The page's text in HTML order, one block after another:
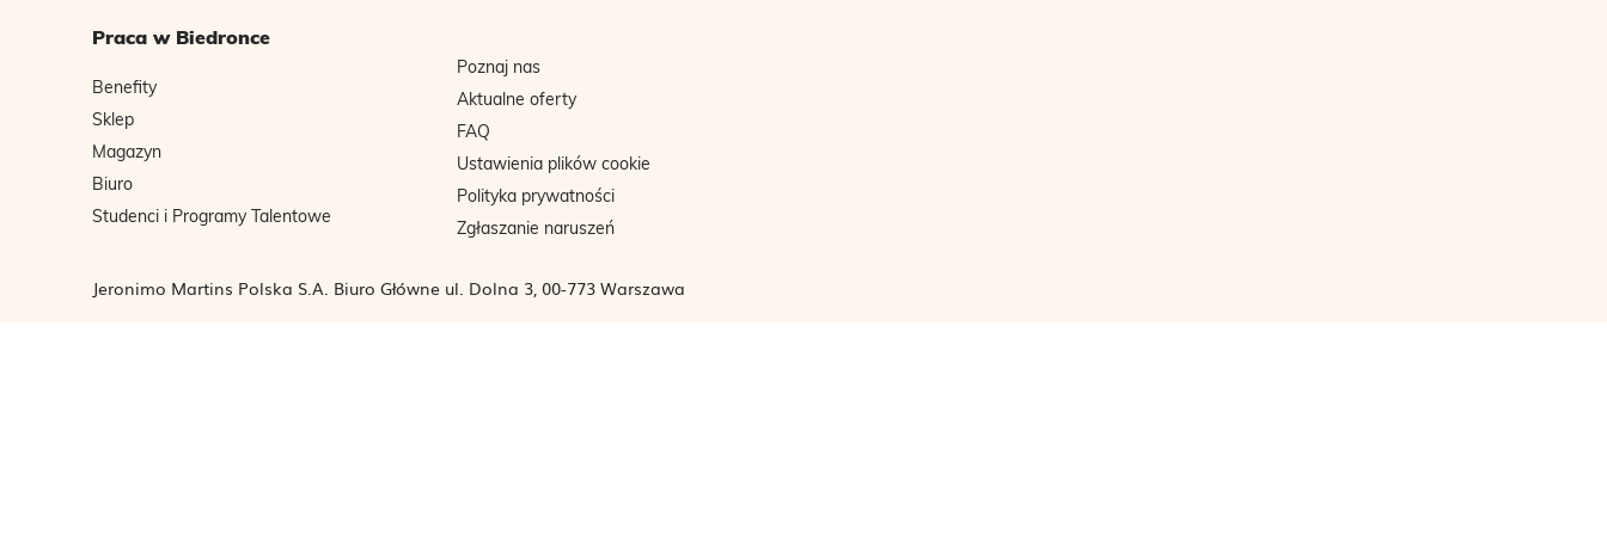
Praca w Biedronce
Benefity
Sklep
Magazyn
Biuro
Studenci i Programy Talentowe
Poznaj nas
Aktualne oferty
FAQ
Ustawienia plików cookie
Polityka prywatności
Zgłaszanie naruszeń
Jeronimo Martins Polska S.A. Biuro Główne ul. Dolna 3, 00-773 Warszawa